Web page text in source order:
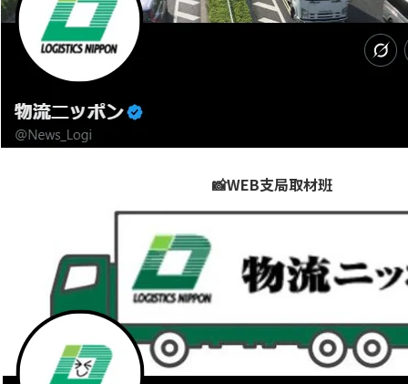
📸WEB支局取材班